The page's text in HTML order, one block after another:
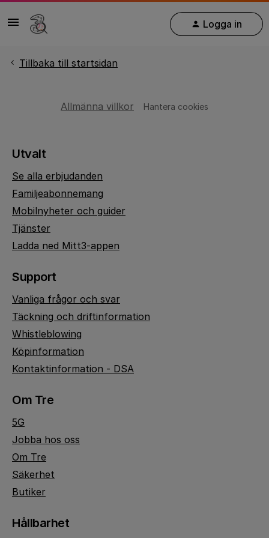
Logga in
Tillbaka till startsidan
Allmänna villkor Hantera cookies
Utvalt
Se alla erbjudanden
Familjeabonnemang
Mobilnyheter och guider
Tjänster
Ladda ned Mitt3-appen
Support
Vanliga frågor och svar
Täckning och driftinformation
Whistleblowing
Köpinformation
Kontaktinformation - DSA
Om Tre
5G
Jobba hos oss
Om Tre
Säkerhet
Butiker
Hållbarhet